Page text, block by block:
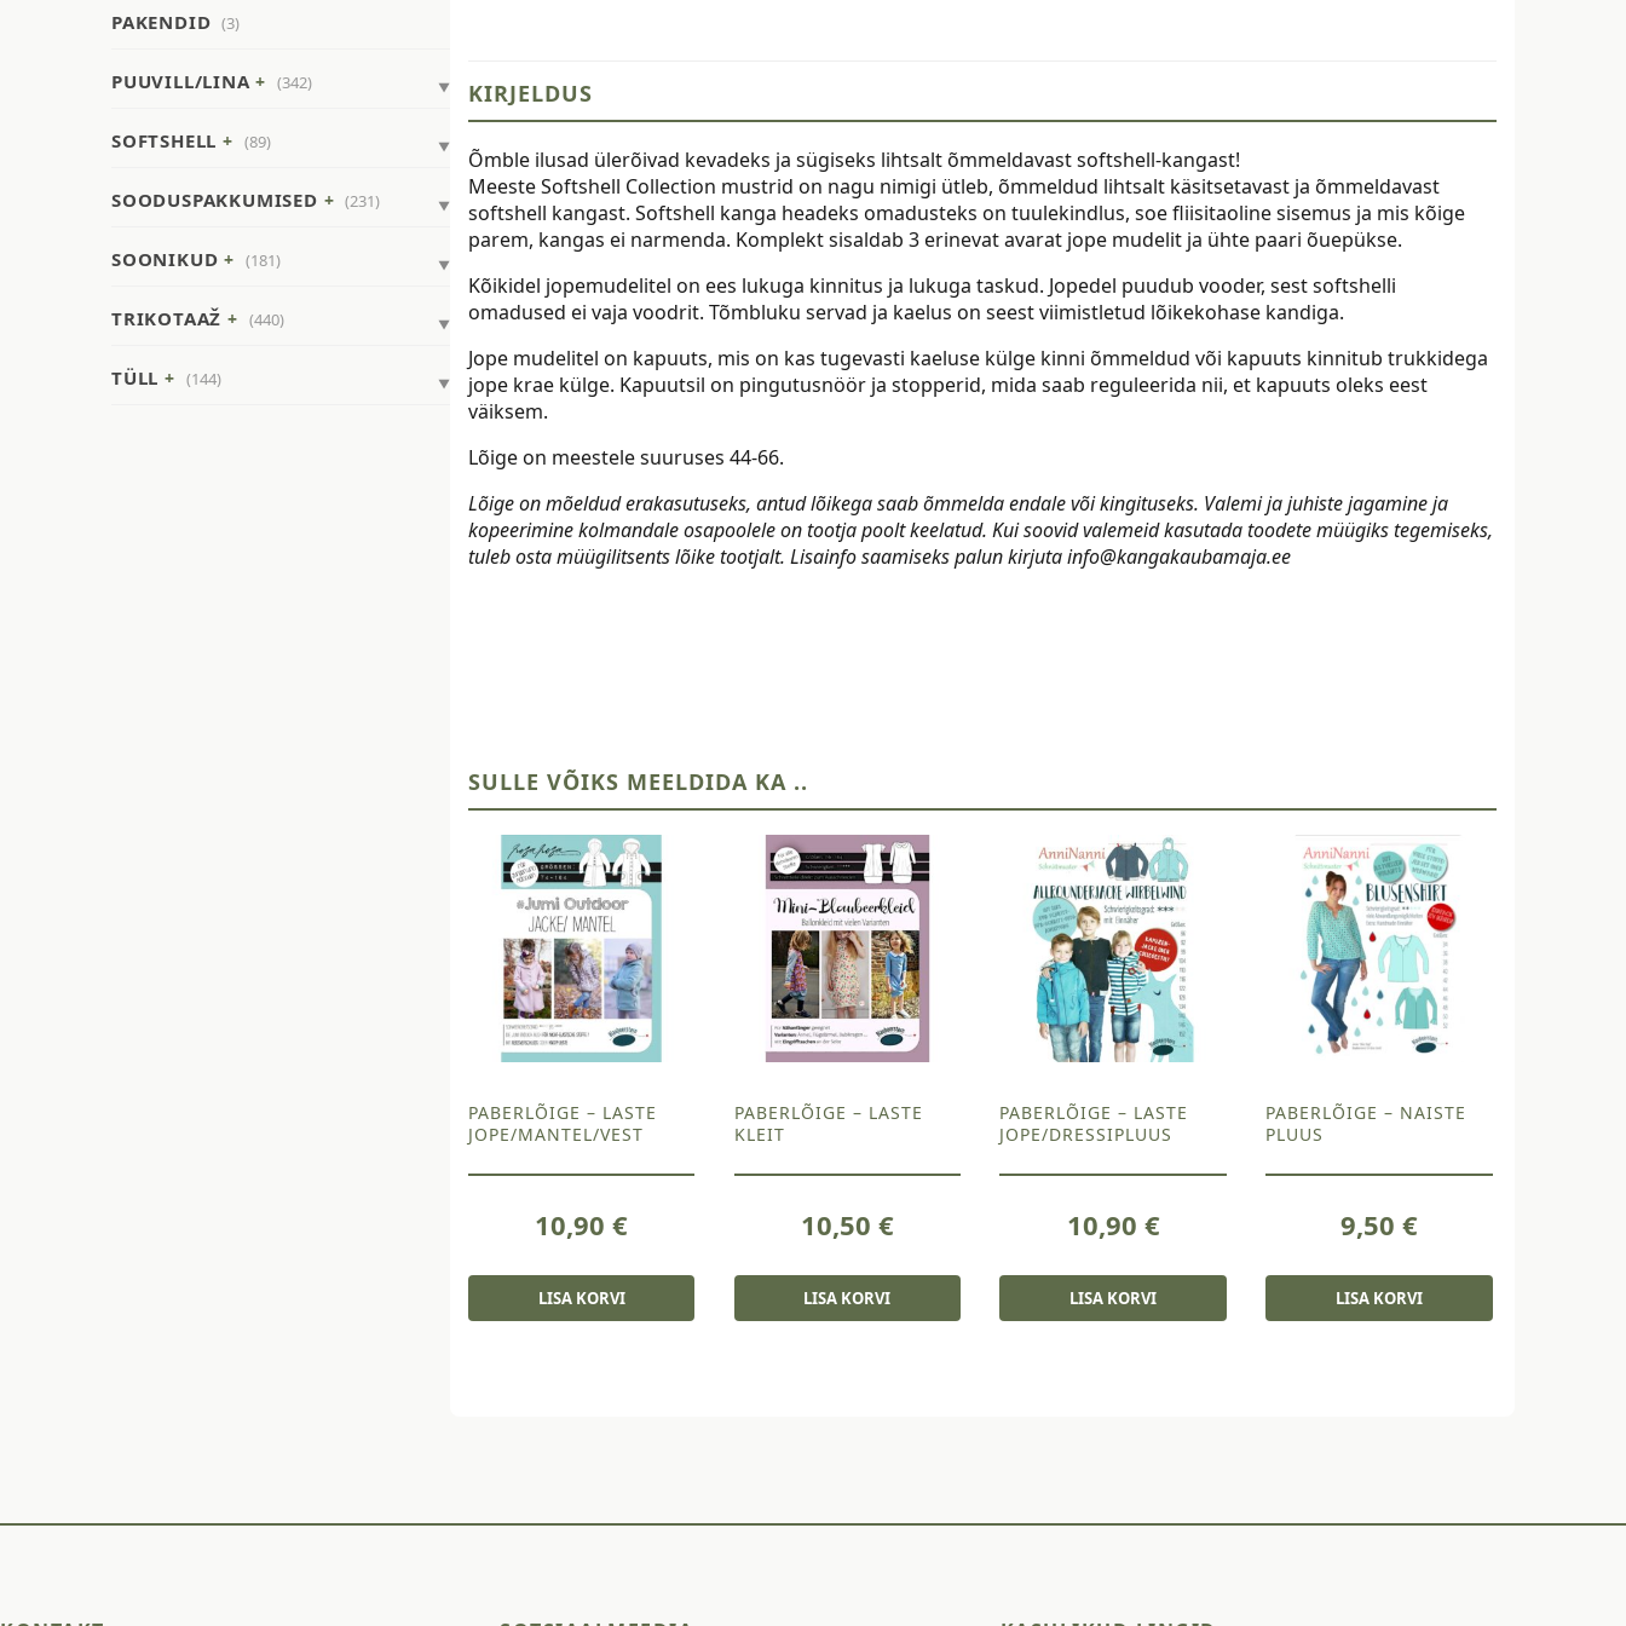
PAKENDID (3)
PUUVILL/LINA (342)
SOFTSHELL (89)
SOODUSPAKKUMISED (231)
SOONIKUD (181)
TRIKOTAAŽ (440)
TÜLL (144)
kogus
KIRJELDUS
Õmble ilusad ülerõivad kevadeks ja sügiseks lihtsalt õmmeldavast softshell-kangast!
Meeste Softshell Collection mustrid on nagu nimigi ütleb, õmmeldud lihtsalt käsitsetavast ja õmmeldavast
softshell kangast. Softshell kanga headeks omadusteks on tuulekindlus, soe fliisitaoline sisemus ja mis kõige
parem, kangas ei narmenda. Komplekt sisaldab 3 erinevat avarat jope mudelit ja ühte paari õuepükse.
Kõikidel jopemudelitel on ees lukuga kinnitus ja lukuga taskud. Jopedel puudub vooder, sest softshelli
omadused ei vaja voodrit. Tõmbluku servad ja kaelus on seest viimistletud lõikekohase kandiga.
Jope mudelitel on kapuuts, mis on kas tugevasti kaeluse külge kinni õmmeldud või kapuuts kinnitub trukkidega
jope krae külge. Kapuutsil on pingutusnöör ja stopperid, mida saab reguleerida nii, et kapuuts oleks eest
väiksem.
Lõige on meestele suuruses 44-66.
Lõige on mõeldud erakasutuseks, antud lõikega saab õmmelda endale või kingituseks. Valemi ja juhiste jagamine ja
kopeerimine kolmandale osapoolele on tootja poolt keelatud. Kui soovid valemeid kasutada toodete müügiks tegemiseks,
tuleb osta müügilitsents lõike tootjalt. Lisainfo saamiseks palun kirjuta info@kangakaubamaja.ee
SULLE VÕIKS MEELDIDA KA ..
PABERLÕIGE – LASTE
JOPE/MANTEL/VEST
10,90€
LISA KORVI
PABERLÕIGE – LASTE
KLEIT
10,50 €
LISA KORVI
PABERLÕIGE – LASTE
JOPE/DRESSIPLUUS
10,90 €
LISA KORVI
PABERLÕIGE – NAISTE
PLUUS
9,50 €
LISA KORVI